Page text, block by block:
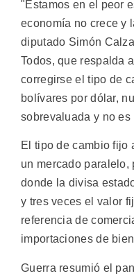
"Estamos en el peor
economía no crece y
diputado Simón
Todos, que respalda
corregirse el tipo de
bolívares por dólar,
sobrevaluada y no
El tipo de cambio fijo
un mercado paralelo,
donde la divisa
y tres veces el valor
referencia de
importaciones de
Guerra resumió el